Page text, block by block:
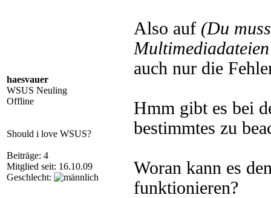
haesvauer
WSUS Neuling
Offline
Should i love WSUS?
Beiträge: 4
Mitglied seit: 16.10.09
Geschlecht:
Also auf (Du
auch nur die
Hmm gibt es bei
bestimmtes zu
Woran kann es
funktionieren?